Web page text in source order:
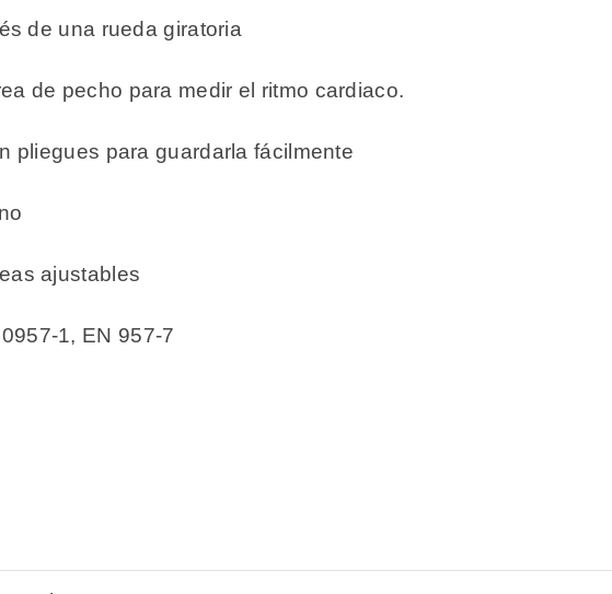
de una rueda giratoria
de pecho para medir el ritmo cardiaco.
pliegues para guardarla fácilmente
ajustables
1, EN 957-7